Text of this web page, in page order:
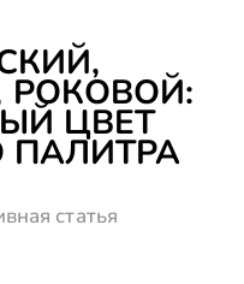
ЦВЕТ
ПАЛИТРА
статья